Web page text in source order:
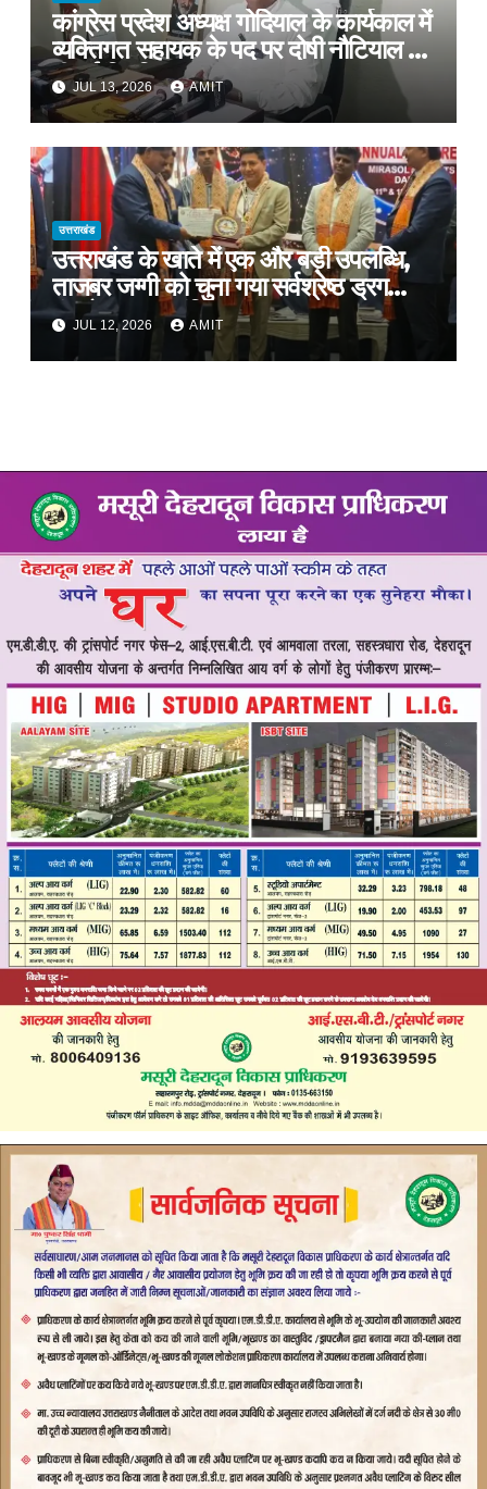
कांग्रेस प्रदेश अध्यक्ष गोदियाल के कार्यकाल में
व्यक्तिगत सहायक के पद पर दोषी नौटियाल को
दी गई नियुक्ति*
JUL 13, 2026 AMIT
उत्तराखंड
उत्तराखंड के खाते में एक और बड़ी उपलब्धि,
ताजबर जग्गी को चुना गया सर्वश्रेष्ठ ड्रग
कंट्रोलर ऑफ इंडिया
JUL 12, 2026 AMIT